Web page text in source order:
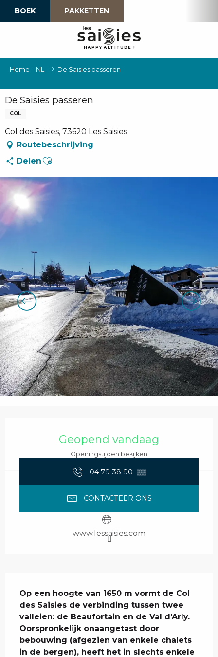
BOEK PAKKETTEN
HAPPY ALTI TU D E !
Home – NL De Saisies passeren
De Saisies passeren
COL
Col des Saisies, 73620 Les Saisies
Routebeschrijving
Delen Ajouter aux favoris
Geopend vandaag
Openingstijden bekijken
04 79 38 90 ▒▒
CONTACTEER ONS
www.lessaisies.com
Op een hoogte van 1650 m vormt de Col
des Saisies de verbinding tussen twee
valleien: de Beaufortain en de Val d'Arly.
Oorspronkelijk onaangetast door
bebouwing (afgezien van enkele chalets
in de bergen), heeft het in slechts enkele